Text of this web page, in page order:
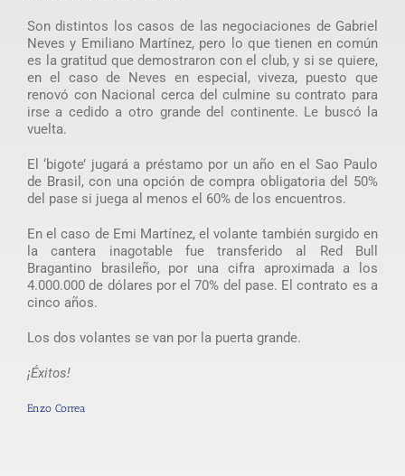
Son distintos los casos de las negociaciones de Gabriel
Neves y Emiliano Martínez, pero lo que tienen en común
es la gratitud que demostraron con el club, y si se quiere,
en el caso de Neves en especial, viveza, puesto que
renovó con Nacional cerca del culmine su contrato para
irse a cedido a otro grande del continente. Le buscó la
vuelta.
El ‘bigote’ jugará a préstamo por un año en el Sao Paulo
de Brasil, con una opción de compra obligatoria del 50%
del pase si juega al menos el 60% de los encuentros.
En el caso de Emi Martínez, el volante también surgido en
la cantera inagotable fue transferido al Red Bull
Bragantino brasileño, por una cifra aproximada a los
4.000.000 de dólares por el 70% del pase. El contrato es a
cinco años.
Los dos volantes se van por la puerta grande.
¡Éxitos!
Enzo Correa